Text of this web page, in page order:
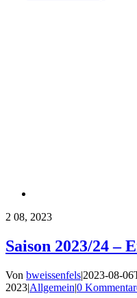
2 08, 2023
Saison 2023/24 –
Von bweissenfels|2023-08-
2023|Allgemein|0